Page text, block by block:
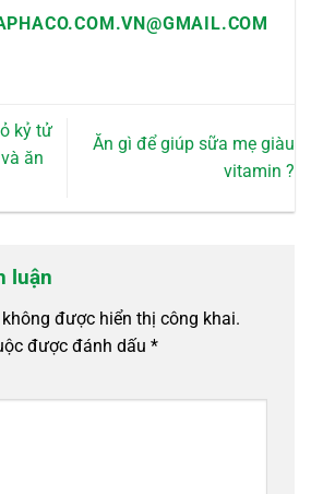
kỷ tử
ăn
Ăn gì để giúp sữa mẹ giàu
vitamin ?
luận
được hiển thị công khai.
được đánh dấu *